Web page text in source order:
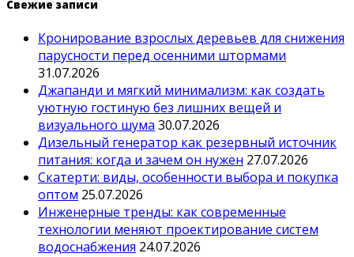
Свежие записи
Кронирование взрослых деревьев для снижения
парусности перед осенними штормами
31.07.2026
Джапанди и мягкий минимализм: как создать
уютную гостиную без лишних вещей и
визуального шума 30.07.2026
Дизельный генератор как резервный источник
питания: когда и зачем он нужен 27.07.2026
Скатерти: виды, особенности выбора и покупка
оптом 25.07.2026
Инженерные тренды: как современные
технологии меняют проектирование систем
водоснабжения 24.07.2026